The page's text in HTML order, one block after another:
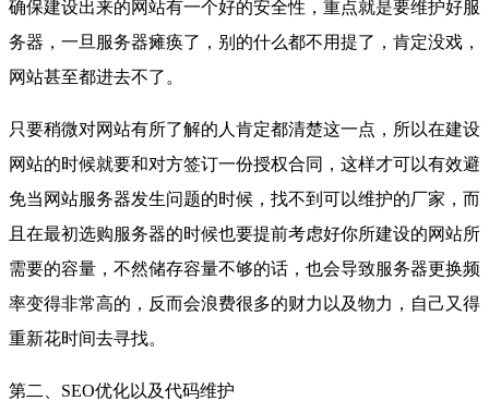
确保建设出来的网站有一个好的安全性，重点就是要维护好服
务器，一旦服务器瘫痪了，别的什么都不用提了，肯定没戏，
网站甚至都进去不了。
只要稍微对网站有所了解的人肯定都清楚这一点，所以在建设
网站的时候就要和对方签订一份授权合同，这样才可以有效避
免当网站服务器发生问题的时候，找不到可以维护的厂家，而
且在最初选购服务器的时候也要提前考虑好你所建设的网站所
需要的容量，不然储存容量不够的话，也会导致服务器更换频
率变得非常高的，反而会浪费很多的财力以及物力，自己又得
重新花时间去寻找。
第二、SEO优化以及代码维护